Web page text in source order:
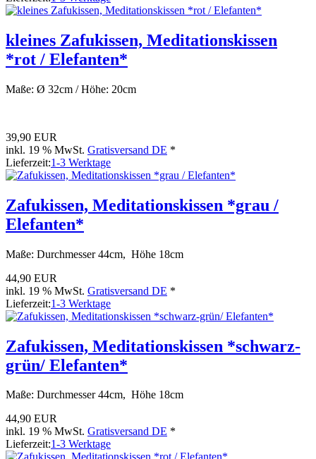
kleines Zafukissen, Meditationskissen
*rot / Elefanten*
Maße: Ø 32cm / Höhe: 20cm
39,90 EUR
inkl. 19 % MwSt. Gratisversand DE *
Lieferzeit:1-3 Werktage
Zafukissen, Meditationskissen *grau /
Elefanten*
Maße: Durchmesser 44cm, Höhe 18cm
44,90 EUR
inkl. 19 % MwSt. Gratisversand DE *
Lieferzeit:1-3 Werktage
Zafukissen, Meditationskissen *schwarz-
grün/ Elefanten*
Maße: Durchmesser 44cm, Höhe 18cm
44,90 EUR
inkl. 19 % MwSt. Gratisversand DE *
Lieferzeit:1-3 Werktage